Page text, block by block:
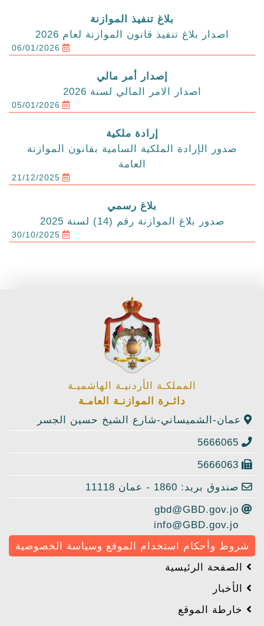
بلاغ تنفيذ الموازنة
اصدار بلاغ تنفيذ قانون الموازنة لعام 2026
06/01/2026
إصدار أمر مالي
اصدار الامر المالي لسنة 2026
05/01/2026
إرادة ملكية
صدور الإرادة الملكية السامية بقانون الموازنة
العامة
21/12/2025
بلاغ رسمي
صدور بلاغ الموازنة رقم (14) لسنة 2025
30/10/2025
المملكـة الأردنيـة الهاشميـة
دائـرة الموازنـة العامـة
عمان-الشميساني-شارع الشيخ حسين الجسر
5666065
5666063
صندوق بريد: 1860 - عمان 11118
gbd@GBD.gov.jo
info@GBD.gov.jo
شروط وأحكام استخدام الموقع وسياسة الخصوصية
الصفحة الرئيسية
الأخبار
خارطة الموقع